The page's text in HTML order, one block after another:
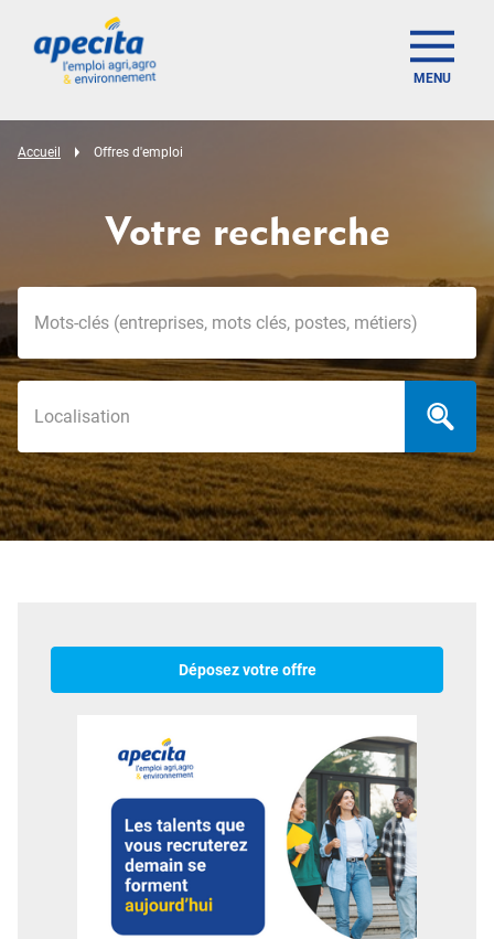
MENU
Accueil Offres d'emploi
Votre recherche
Déposez votre offre